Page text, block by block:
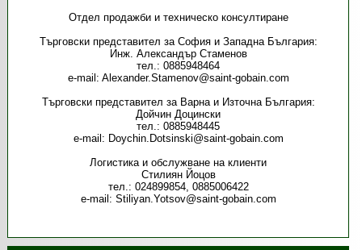
Отдел продажби и техническо консултиране
Търговски представител за София и Западна България:
Инж. Александър Стаменов
тел.: 0885948464
e-mail: Alexander.Stamenov@saint-gobain.com
Търговски представител за Варна и Източна България:
Дойчин Доцински
тел.: 0885948445
е-mail: Doychin.Dotsinski@saint-gobain.com
Логистика и обслужване на клиенти
Стилиян Йоцов
тел.: 024899854, 0885006422
e-mail: Stiliyan.Yotsov@saint-gobain.com